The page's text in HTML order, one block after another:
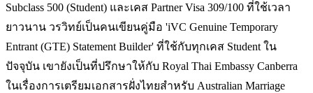
Subclass 500 (Student) และเคส Partner Visa 309/100 ที่ใช้เวลา
ยาวนาน วรวิทย์เป็นคนเขียนคู่มือ 'iVC Genuine Temporary
Entrant (GTE) Statement Builder' ที่ใช้กับทุกเคส Student ใน
ปัจจุบัน เขายังเป็นที่ปรึกษาให้กับ Royal Thai Embassy Canberra
ในเรื่องการเตรียมเอกสารฝั่งไทยสำหรับ Australian Marriage